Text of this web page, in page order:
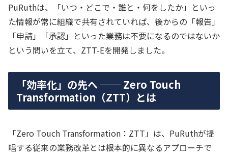
PuRuthは、「いつ・どこで・誰と・何をしたか」といっ
た情報が常に組織で共有されていれば、後からの「報告」
「申請」「承認」といった業務は不要になるのではないか
という問いを立て、ZTT-Eを開発しました。
「効率化」の先へ ── Zero Touch
Transformation（ZTT）とは
「Zero Touch Transformation：ZTT」は、PuRuthが提
唱する従来の業務改革とは根本的に異なるアプローチで